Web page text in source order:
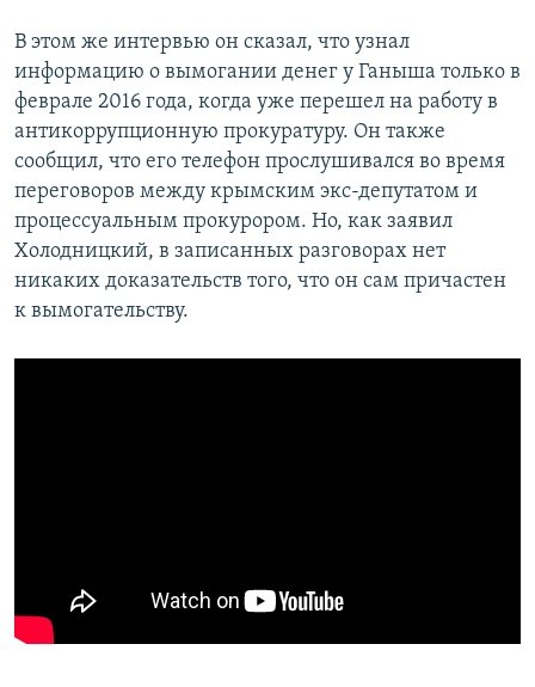
В этом же интервью он сказал, что узнал
информацию о вымогании денег у Ганыша только в
феврале 2016 года, когда уже перешел на работу в
антикоррупционную прокуратуру. Он также
сообщил, что его телефон прослушивался во время
переговоров между крымским экс-депутатом и
процессуальным прокурором. Но, как заявил
Холодницкий, в записанных разговорах нет
никаких доказательств того, что он сам причастен
к вымогательству.